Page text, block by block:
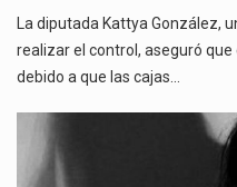
La diputada Kattya González,
realizar el control, aseguró
debido a que las cajas…